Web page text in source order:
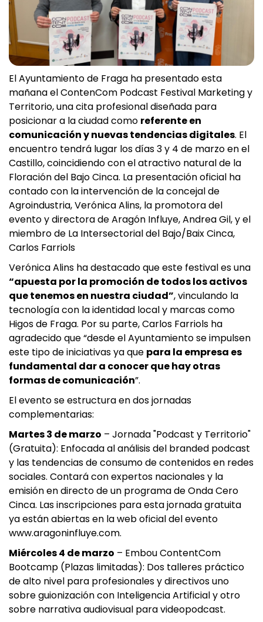
El Ayuntamiento de Fraga ha presentado esta
mañana el ContenCom Podcast Festival Marketing y
Territorio, una cita profesional diseñada para
posicionar a la ciudad como referente en
comunicación y nuevas tendencias digitales. El
encuentro tendrá lugar los días 3 y 4 de marzo en el
Castillo, coincidiendo con el atractivo natural de la
Floración del Bajo Cinca. La presentación oficial ha
contado con la intervención de la concejal de
Agroindustria, Verónica Alins, la promotora del
evento y directora de Aragón Influye, Andrea Gil, y el
miembro de La Intersectorial del Bajo/Baix Cinca,
Carlos Farriols
Verónica Alins ha destacado que este festival es una
“apuesta por la promoción de todos los activos
que tenemos en nuestra ciudad”, vinculando la
tecnología con la identidad local y marcas como
Higos de Fraga. Por su parte, Carlos Farriols ha
agradecido que “desde el Ayuntamiento se impulsen
este tipo de iniciativas ya que para la empresa es
fundamental dar a conocer que hay otras
formas de comunicación”.
El evento se estructura en dos jornadas
complementarias:
Martes 3 de marzo – Jornada "Podcast y Territorio"
(Gratuita): Enfocada al análisis del branded podcast
y las tendencias de consumo de contenidos en redes
sociales. Contará con expertos nacionales y la
emisión en directo de un programa de Onda Cero
Cinca. Las inscripciones para esta jornada gratuita
ya están abiertas en la web oficial del evento
www.aragoninfluye.com.
Miércoles 4 de marzo – Embou ContentCom
Bootcamp (Plazas limitadas): Dos talleres práctico
de alto nivel para profesionales y directivos uno
sobre guionización con Inteligencia Artificial y otro
sobre narrativa audiovisual para videopodcast.